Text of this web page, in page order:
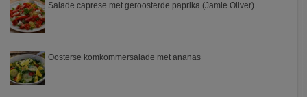
Salade caprese met geroosterde paprika (Jamie Oliver)
Oosterse komkommersalade met ananas